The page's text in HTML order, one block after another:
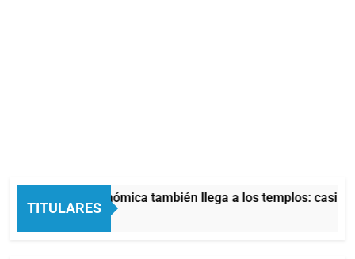
TITULARES
La crisis económica también llega a los templos: casi
12 Horas Atrás